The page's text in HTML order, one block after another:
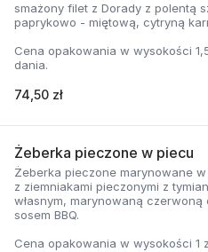
smażony filet z Dorady z polentą
paprykowo - miętową, cytryną
Cena opakowania w wysokości
dania.
74,50 zł
Żeberka pieczone w piecu
Żeberka pieczone marynowane
z ziemniakami pieczonymi z
własnym, marynowaną
sosem BBQ.
Cena opakowania w wysokości 1